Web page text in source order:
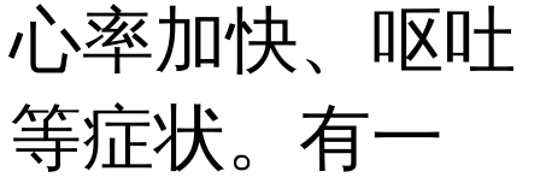
心率加快、呕吐
等症状。有一